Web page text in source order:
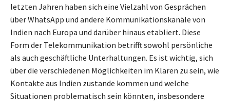
letzten Jahren haben sich eine Vielzahl von Gesprächen
über WhatsApp und andere Kommunikationskanäle von
Indien nach Europa und darüber hinaus etabliert. Diese
Form der Telekommunikation betrifft sowohl persönliche
als auch geschäftliche Unterhaltungen. Es ist wichtig, sich
über die verschiedenen Möglichkeiten im Klaren zu sein, wie
Kontakte aus Indien zustande kommen und welche
Situationen problematisch sein könnten, insbesondere